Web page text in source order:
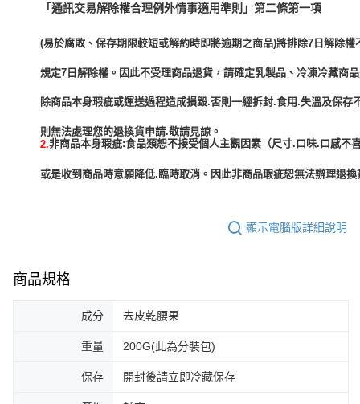
「通訊交易解除權合理例外情事適用準則」第二條第一項
(易於腐敗、保存期限較短或解約時即將逾期之商品)將排除7日解除權
規定7日解除權。因此不受理商品退貨，請確定乳製品、冷凍冷藏商
除商品本身瑕疵或運送過程造成損毀.否則一經拆封.食用.失溫及保存
2.非商品本身瑕疵:食品類恕不接受個人主觀因素（尺寸.口味.口感不
或是收到商品時意願降低.臨時取消。因此非商品瑕疵恕無法辦理退
顯示電腦版詳細說明
商品規格
成分 去皮乾腰果
重量 200G(此為分裝包)
保存 開封後請立即冷藏保存